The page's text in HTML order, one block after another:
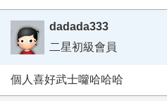
dadada333
二星初級會員
個人喜好武士囖哈哈哈